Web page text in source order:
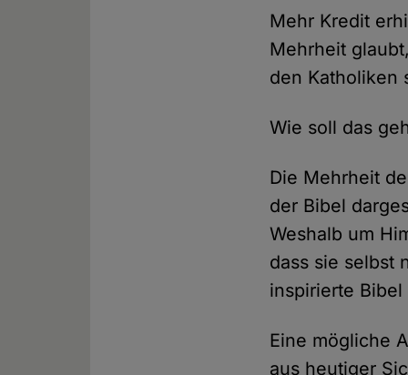
Mehr Kredit
Mehrheit
den Katholiken
Wie soll das
Die Mehrheit
der Bibel
Weshalb um
dass sie selbst
inspirierte Bibel
Eine mögliche
aus heutiger